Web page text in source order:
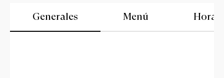
Generales Menú